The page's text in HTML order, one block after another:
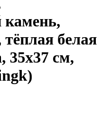
камень,
белая
35х37 см,